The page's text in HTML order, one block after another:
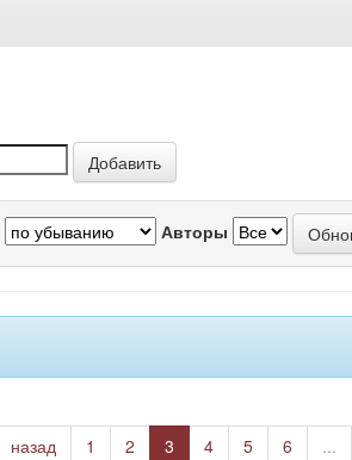
Авторы
назад 1 2 3 4 5 6 ...